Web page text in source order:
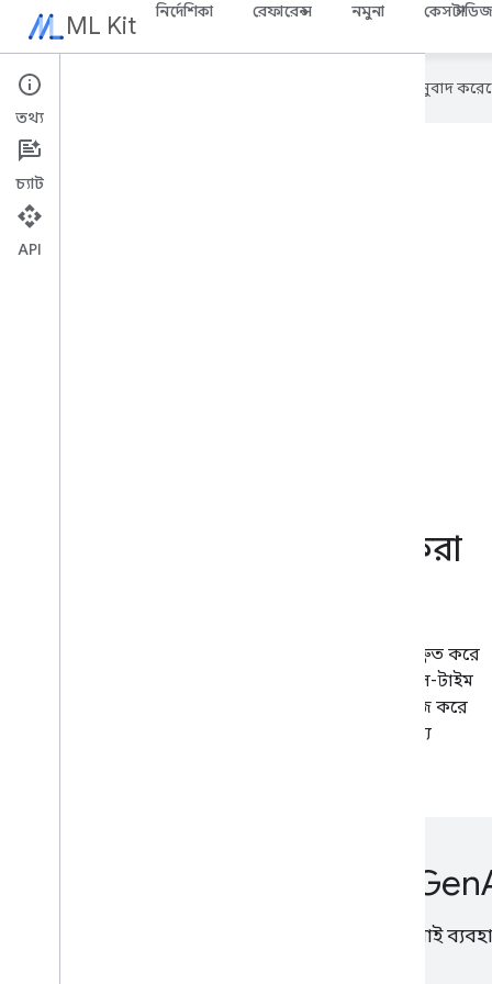
ML Kit নির্দেশিকা রেফারেন্স নমুনা কেস স্টাডিজ
অনুবাদ
মোবাইলের জন্য অপ্টিমাইজ করা
এমএল কিটের প্রক্রিয়াকরণ ডিভাইসে হয়। এটি এটিকে দ্রুত করে
তোলে এবং ক্যামেরা ইনপুট প্রক্রিয়াকরণের মতো রিয়েল-টাইম
ব্যবহারের ক্ষেত্রে আনলক করে। এটি অফলাইনেও কাজ করে
এবং ডিভাইসে থাকা প্রয়োজন এমন ছবি এবং পাঠ্য
জেমিনি ন্যানো দিয়ে ডিভাইসে
জেমিনি ন্যানো এবং এমএল কিটের জেনারেটরি এআই
তথ্য
চ্যাট
API